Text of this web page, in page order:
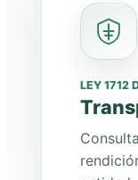
LEY 1712